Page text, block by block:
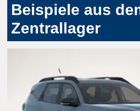
Beispiele aus
Zentrallager